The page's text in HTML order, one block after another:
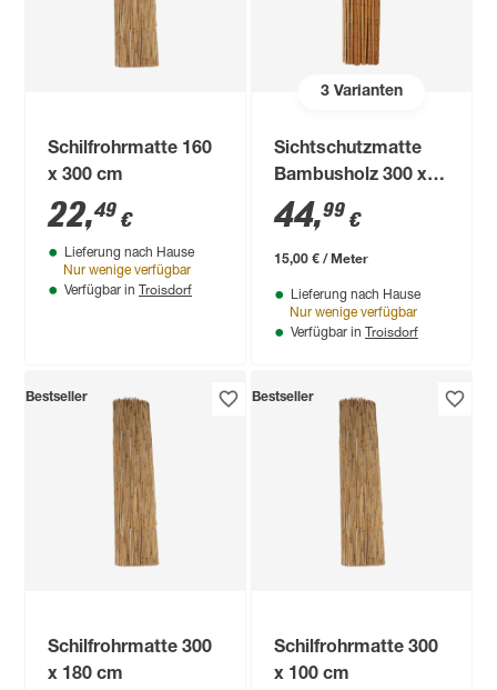
Schilfrohrmatte 160
x 300 cm
22,49 €
Lieferung nach Hause
Nur wenige verfügbar
Verfügbar in Troisdorf
3Varianten
Sichtschutzmatte
Bambusholz 300 x
150 cm
44,99 €
15,00 € / Meter
Lieferung nach Hause
Nur wenige verfügbar
Verfügbar in Troisdorf
Bestseller
Schilfrohrmatte 300
x 180 cm
Bestseller
Schilfrohrmatte 300
x 100 cm